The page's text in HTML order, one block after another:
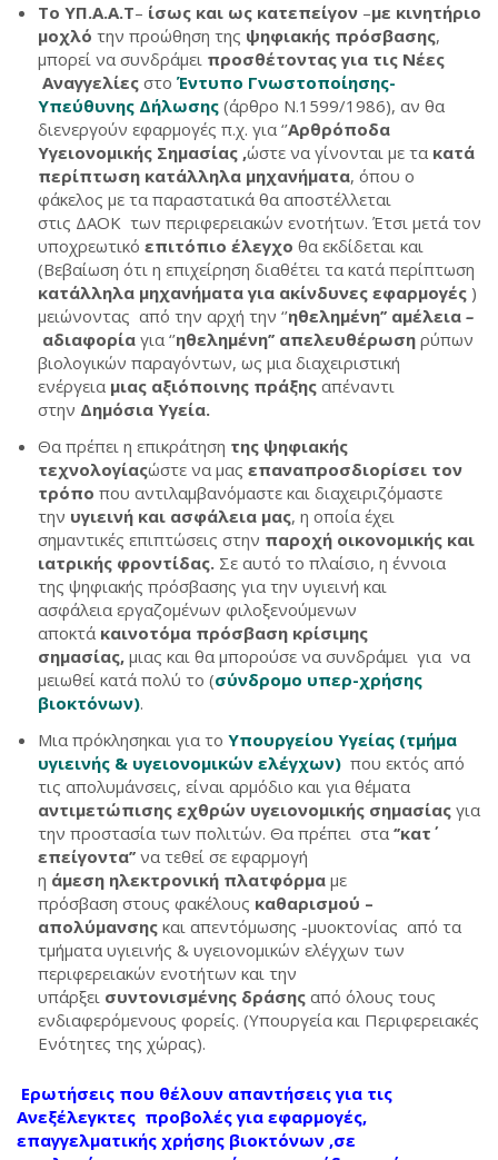
Το ΥΠ.Α.Α.Τ– ίσως και ως κατεπείγον –με κινητήριο
μοχλό την προώθηση της ψηφιακής πρόσβασης,
μπορεί να συνδράμει προσθέτοντας για τις Νέες
Αναγγελίες στο Έντυπο Γνωστοποίησης-
Υπεύθυνης Δήλωσης (άρθρο Ν.1599/1986), αν θα
διενεργούν εφαρμογές π.χ. για ‘’Αρθρόποδα
Υγειονομικής Σημασίας ,ώστε να γίνονται με τα κατά
περίπτωση κατάλληλα μηχανήματα, όπου ο
φάκελος με τα παραστατικά θα αποστέλλεται
στις ΔΑΟΚ των περιφερειακών ενοτήτων. Έτσι μετά τον
υποχρεωτικό επιτόπιο έλεγχο θα εκδίδεται και
(Βεβαίωση ότι η επιχείρηση διαθέτει τα κατά περίπτωση
κατάλληλα μηχανήματα για ακίνδυνες εφαρμογές )
μειώνοντας από την αρχή την ‘’ηθελημένη’’ αμέλεια –
αδιαφορία για ‘’ηθελημένη’’ απελευθέρωση ρύπων
βιολογικών παραγόντων, ως μια διαχειριστική
ενέργεια μιας αξιόποινης πράξης απέναντι
στην Δημόσια Υγεία.
Θα πρέπει η επικράτηση της ψηφιακής
τεχνολογίαςώστε να μας επαναπροσδιορίσει τον
τρόπο που αντιλαμβανόμαστε και διαχειριζόμαστε
την υγιεινή και ασφάλεια μας, η οποία έχει
σημαντικές επιπτώσεις στην παροχή οικονομικής και
ιατρικής φροντίδας. Σε αυτό το πλαίσιο, η έννοια
της ψηφιακής πρόσβασης για την υγιεινή και
ασφάλεια εργαζομένων φιλοξενούμενων
αποκτά καινοτόμα πρόσβαση κρίσιμης
σημασίας, μιας και θα μπορούσε να συνδράμει για να
μειωθεί κατά πολύ το (σύνδρομο υπερ-χρήσης
βιοκτόνων).
Μια πρόκλησηκαι για το Υπουργείου Υγείας (τμήμα
υγιεινής & υγειονομικών ελέγχων) που εκτός από
τις απολυμάνσεις, είναι αρμόδιο και για θέματα
αντιμετώπισης εχθρών υγειονομικής σημασίας για
την προστασία των πολιτών. Θα πρέπει στα ‘’κατ΄
επείγοντα’’ να τεθεί σε εφαρμογή
η άμεση ηλεκτρονική πλατφόρμα με
πρόσβαση στους φακέλους καθαρισμού –
απολύμανσης και απεντόμωσης -μυοκτονίας από τα
τμήματα υγιεινής & υγειονομικών ελέγχων των
περιφερειακών ενοτήτων και την
υπάρξει συντονισμένης δράσης από όλους τους
ενδιαφερόμενους φορείς. (Υπουργεία και Περιφερειακές
Ενότητες της χώρας).
Ερωτήσεις που θέλουν απαντήσεις για τις
Ανεξέλεγκτες προβολές για εφαρμογές,
επαγγελματικής χρήσης βιοκτόνων ,σε